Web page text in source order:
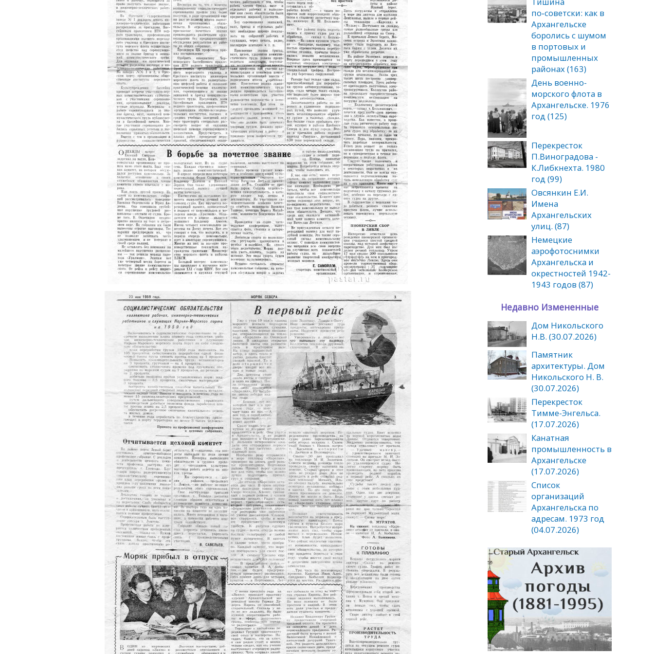
по‑советски: как в
Архангельске
боролись с шумом
в портовых и
промышленных
районах (163)
День военно-
морского флота в
Архангельске. 1976
год (125)
Перекресток
П.Виноградова -
К.Либкнехта. 1980
год (99)
Овсянкин Е.И.
Имена
Архангельских
улиц. (87)
Немецкие
аэрофотоснимки
Архангельска и
окрестностей 1942-
1943 годов (87)
Недавно Измененные
Дом Никольского
Н.В. (30.07.2026)
Памятник
архитектуры. Дом
Никольского Н. В.
(30.07.2026)
Перекресток
Тимме-Энгельса.
(17.07.2026)
Канатная
промышленность в
Архангельске
(17.07.2026)
Список
организаций
Архангельска по
адресам. 1973 год
(04.07.2026)